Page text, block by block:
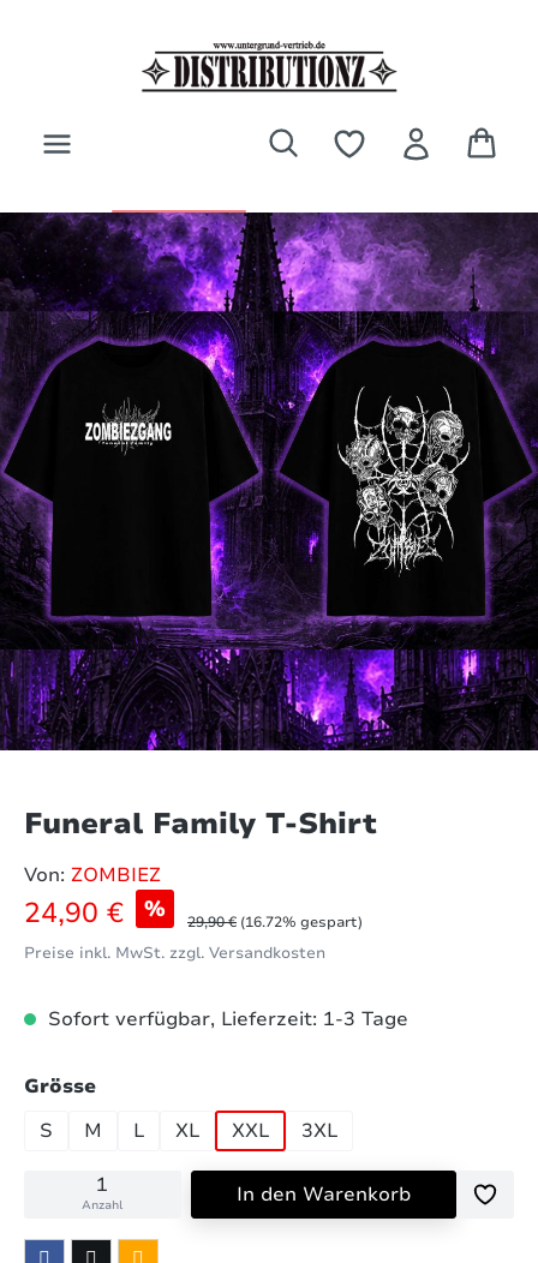
Bildergalerie überspringen
Funeral Family T-Shirt
Von: ZOMBIEZ
Verkaufspreis:
24,90 € % Regulärer Preis:
29,90 € (16.72% gespart)
Preise inkl. MwSt. zzgl. Versandkosten
Sofort verfügbar, Lieferzeit: 1-3 Tage
Grösseauswählen
S
M L XL XXL 3XL
Anzahl In den Warenkorb